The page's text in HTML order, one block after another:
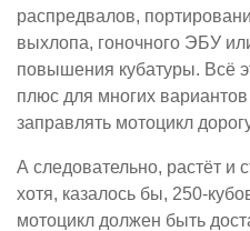
распредвалов,
выхлопа, гоночного ЭБУ
повышения кубатуры. Всё
плюс для многих
заправлять мотоцикл
А следовательно, растёт и
хотя, казалось бы, 250-
мотоцикл должен быть